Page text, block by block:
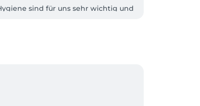
sind für uns sehr wichtig und